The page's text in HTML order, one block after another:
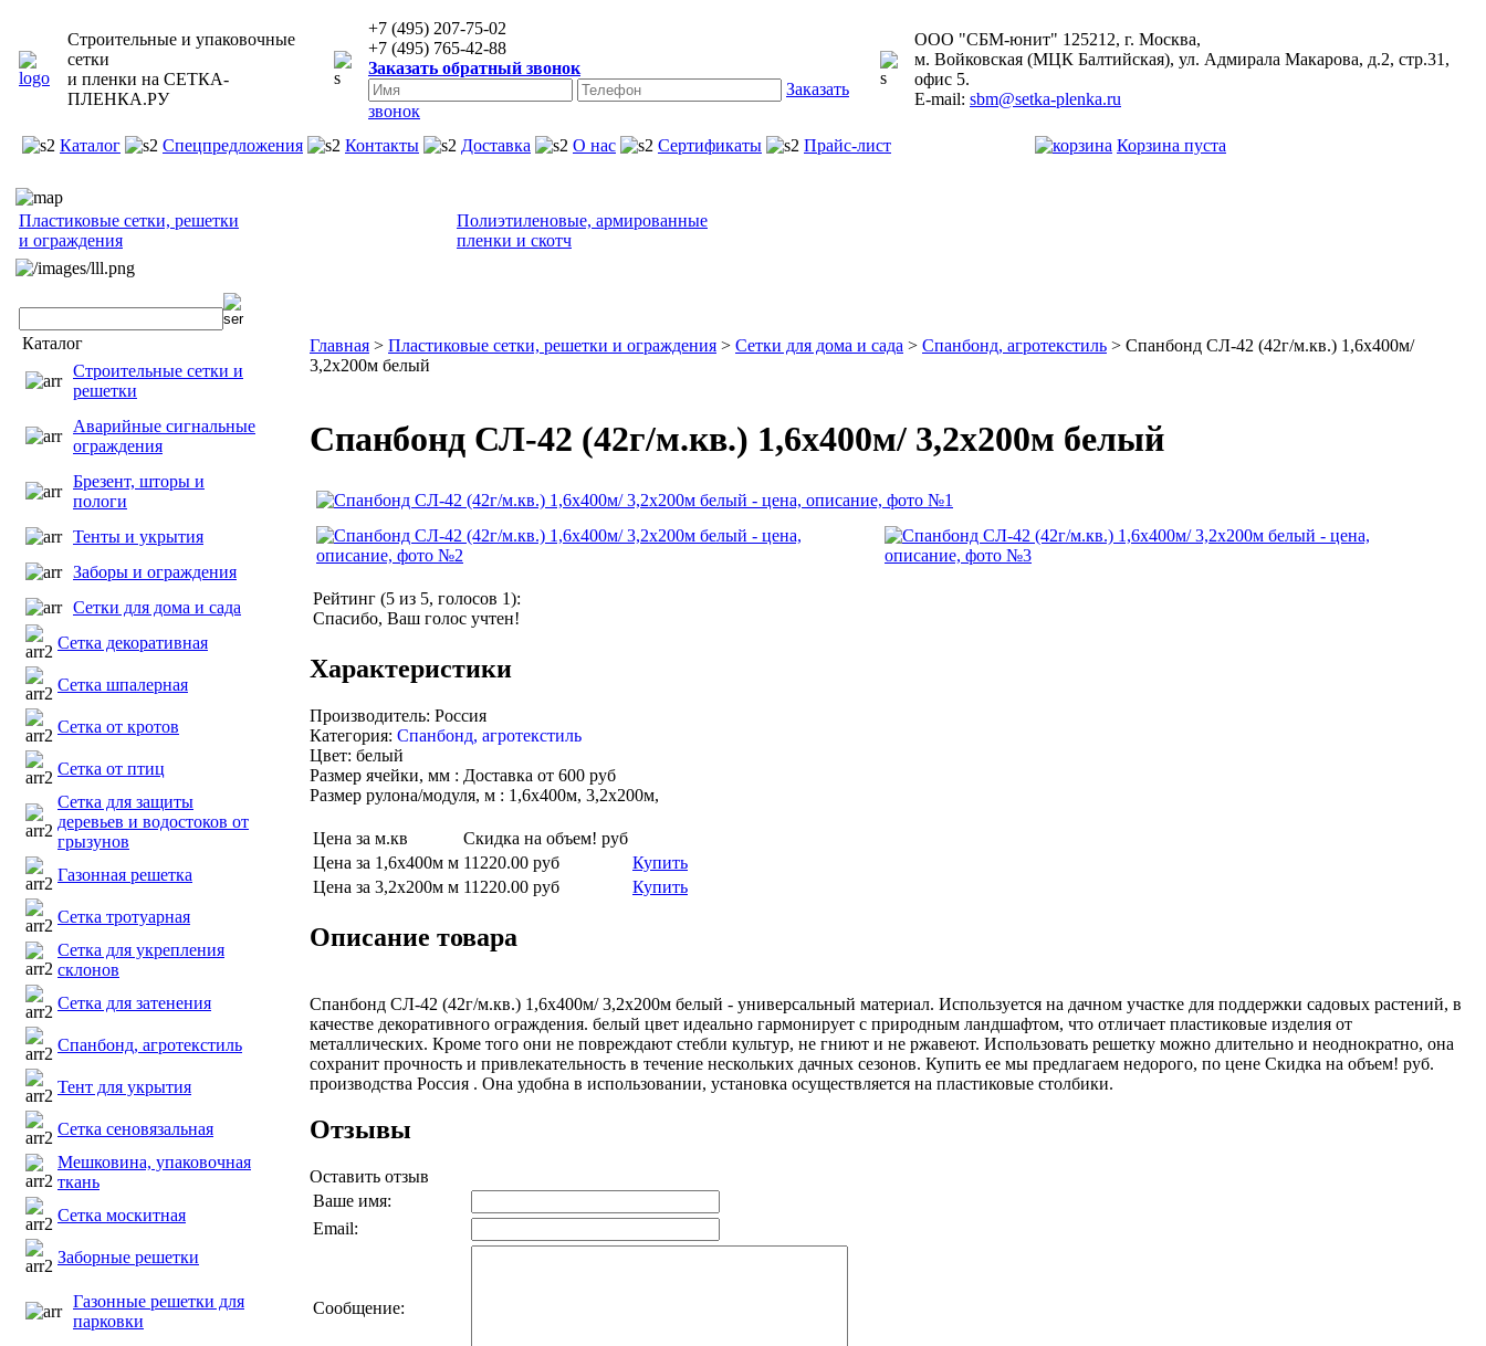
Строительные и упаковочные
сетки
и пленки на СЕТКА-
ПЛЕНКА.РУ
+7 (495) 207-75-02
+7 (495) 765-42-88
Заказать обратный звонок
Заказать
звонок
ООО "СБМ-юнит" 125212, г. Москва,
м. Войковская (МЦК Балтийская), ул. Адмирала Макарова, д.2, стр.31,
офис 5.
E-mail: sbm@setka-plenka.ru
Каталог Спецпредложения Контакты Доставка О нас Сертификаты Прайс-лист Корзина пуста
Пластиковые сетки, решетки
и ограждения
Полиэтиленовые, армированные
пленки и скотч
Каталог
Строительные сетки и
решетки
Аварийные сигнальные
ограждения
Брезент, шторы и
пологи
Тенты и укрытия
Заборы и ограждения
Сетки для дома и сада
Сетка декоративная
Сетка шпалерная
Сетка от кротов
Сетка от птиц
Сетка для защиты
деревьев и водостоков от
грызунов
Газонная решетка
Сетка тротуарная
Сетка для укрепления
склонов
Сетка для затенения
Спанбонд, агротекстиль
Тент для укрытия
Сетка сеновязальная
Мешковина, упаковочная
ткань
Сетка москитная
Заборные решетки
Газонные решетки для
парковки
Главная > Пластиковые сетки, решетки и ограждения > Сетки для дома и сада > Спанбонд, агротекстиль > Спанбонд СЛ-42 (42г/м.кв.) 1,6х400м/
3,2х200м белый
Спанбонд СЛ-42 (42г/м.кв.) 1,6х400м/ 3,2х200м белый
Рейтинг (5 из 5, голосов 1):
Спасибо, Ваш голос учтен!
Характеристики
Производитель: Россия
Категория: Спанбонд, агротекстиль
Цвет: белый
Размер ячейки, мм : Доставка от 600 руб
Размер рулона/модуля, м : 1,6х400м, 3,2х200м,
Цена за м.кв Скидка на объем! руб
Цена за 1,6х400м м 11220.00 руб
Купить
Цена за 3,2х200м м 11220.00 руб Купить
Описание товара
Спанбонд СЛ-42 (42г/м.кв.) 1,6х400м/ 3,2х200м белый - универсальный материал. Используется на дачном участке для поддержки садовых растений, в
качестве декоративного ограждения. белый цвет идеально гармонирует с природным ландшафтом, что отличает пластиковые изделия от
металлических. Кроме того они не повреждают стебли культур, не гниют и не ржавеют. Использовать решетку можно длительно и неоднократно, она
сохранит прочность и привлекательность в течение нескольких дачных сезонов. Купить ее мы предлагаем недорого, по цене Скидка на объем! руб.
производства Россия . Она удобна в использовании, установка осуществляется на пластиковые столбики.
Отзывы
Оставить отзыв
Ваше имя:
Email:
Сообщение: